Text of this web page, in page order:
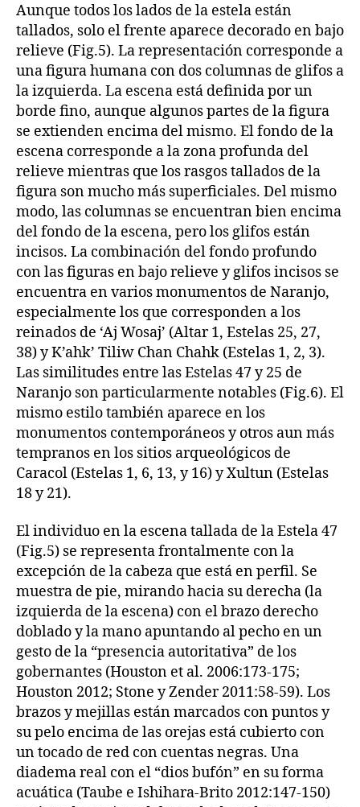
Aunque todos los lados de la estela están
tallados, solo el frente aparece decorado en bajo
relieve (Fig.5). La representación corresponde a
una figura humana con dos columnas de glifos a
la izquierda. La escena está definida por un
borde fino, aunque algunos partes de la figura
se extienden encima del mismo. El fondo de la
escena corresponde a la zona profunda del
relieve mientras que los rasgos tallados de la
figura son mucho más superficiales. Del mismo
modo, las columnas se encuentran bien encima
del fondo de la escena, pero los glifos están
incisos. La combinación del fondo profundo
con las figuras en bajo relieve y glifos incisos se
encuentra en varios monumentos de Naranjo,
especialmente los que corresponden a los
reinados de ‘Aj Wosaj’ (Altar 1, Estelas 25, 27,
38) y K’ahk’ Tiliw Chan Chahk (Estelas 1, 2, 3).
Las similitudes entre las Estelas 47 y 25 de
Naranjo son particularmente notables (Fig.6). El
mismo estilo también aparece en los
monumentos contemporáneos y otros aun más
tempranos en los sitios arqueológicos de
Caracol (Estelas 1, 6, 13, y 16) y Xultun (Estelas
18 y 21).
El individuo en la escena tallada de la Estela 47
(Fig.5) se representa frontalmente con la
excepción de la cabeza que está en perfil. Se
muestra de pie, mirando hacia su derecha (la
izquierda de la escena) con el brazo derecho
doblado y la mano apuntando al pecho en un
gesto de la “presencia autoritativa” de los
gobernantes (Houston et al. 2006:173-175;
Houston 2012; Stone y Zender 2011:58-59). Los
brazos y mejillas están marcados con puntos y
su pelo encima de las orejas está cubierto con
un tocado de red con cuentas negras. Una
diadema real con el “dios bufón” en su forma
acuática (Taube e Ishihara-Brito 2012:147-150)